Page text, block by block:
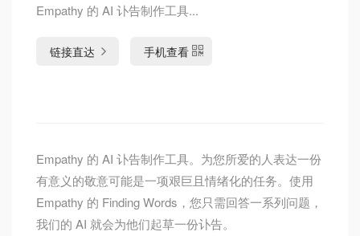
Empathy 的 AI 讣告制作工具...
链接直达 手机查看
Empathy 的 AI 讣告制作工具。为您所爱的人表达一份
有意义的敬意可能是一项艰巨且情绪化的任务。使用
Empathy 的 Finding Words，您只需回答一系列问题，
我们的 AI 就会为他们起草一份讣告。